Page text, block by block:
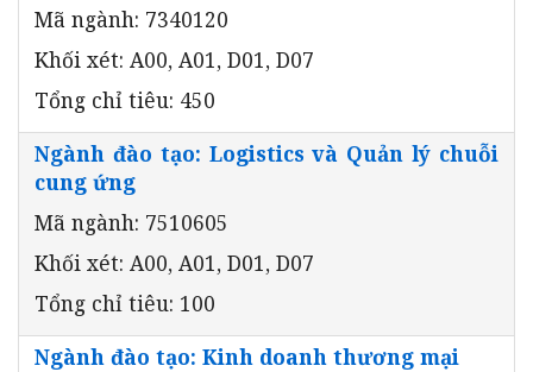
Mã ngành: 7340120
Khối xét: A00, A01, D01, D07
Tổng chỉ tiêu: 450
Ngành đào tạo: Logistics và Quản lý chuỗi
cung ứng
Mã ngành: 7510605
Khối xét: A00, A01, D01, D07
Tổng chỉ tiêu: 100
Ngành đào tạo: Kinh doanh thương mại